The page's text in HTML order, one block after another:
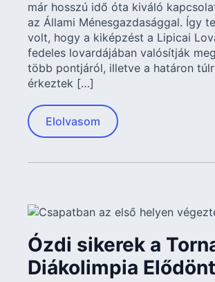
már hosszú idő óta kiváló
az Állami Ménesgazdasággal. Így
volt, hogy a kiképzést a Lipicai
fedeles lovardájában valósítják
több pontjáról, illetve a határon
érkeztek […]
Elolvasom
Ózdi sikerek a
Diákolimpia